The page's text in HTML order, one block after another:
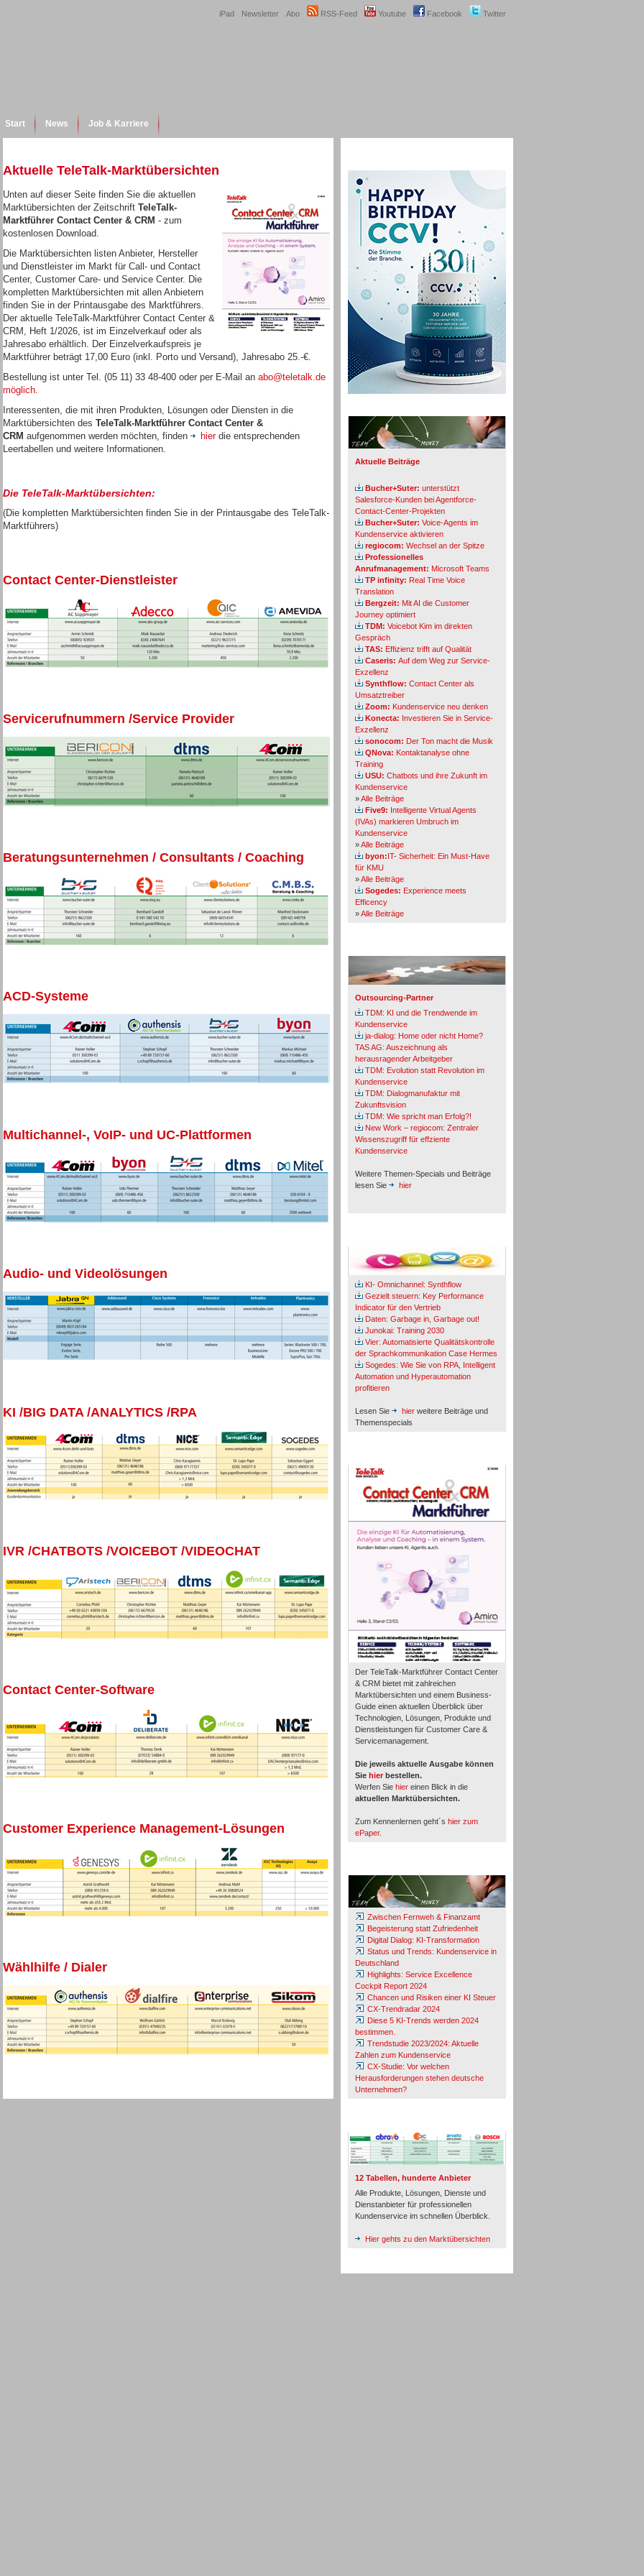
Twitter
Facebook
Youtube
RSS-Feed
Abo
Newsletter
iPad
Start News Job & Karriere
Aktuelle TeleTalk-Marktübersichten
Unten auf dieser Seite finden Sie die aktuellen
Marktübersichten der Zeitschrift TeleTalk-
Marktführer Contact Center & CRM - zum
kostenlosen Download.
Die Marktübersichten listen Anbieter, Hersteller
und Dienstleister im Markt für Call- und Contact
Center, Customer Care- und Service Center. Die
kompletten Marktübersichten mit allen Anbietern
finden Sie in der Printausgabe des Marktführers.
Der aktuelle TeleTalk-Marktführer Contact Center &
CRM, Heft 1/2026, ist im Einzelverkauf oder als
Jahresabo erhältlich. Der Einzelverkaufspreis je
Marktführer beträgt 17,00 Euro (inkl. Porto und Versand), Jahresabo 25.-€.
Bestellung ist unter Tel. (05 11) 33 48-400 oder per E-Mail an abo@teletalk.de
möglich.
Interessenten, die mit ihren Produkten, Lösungen oder Diensten in die
Marktübersichten des TeleTalk-Marktführer Contact Center &
CRM aufgenommen werden möchten, finden hierdie entsprechenden
Leertabellen und weitere Informationen.
Die TeleTalk-Marktübersichten:
(Die kompletten Marktübersichten finden Sie in der Printausgabe des TeleTalk-
Marktführers)
Contact Center-Dienstleister
Servicerufnummern /Service Provider
Beratungsunternehmen / Consultants / Coaching
ACD-Systeme
Multichannel-, VoIP- und UC-Plattformen
Audio- und Videolösungen
KI /BIG DATA /ANALYTICS /RPA
IVR /CHATBOTS /VOICEBOT /VIDEOCHAT
Contact Center-Software
Customer Experience Management-Lösungen
Wählhilfe / Dialer
Aktuelle Beiträge
Bucher+Suter: unterstützt
Salesforce-Kunden bei Agentforce-
Contact-Center-Projekten
Bucher+Suter: Voice-Agents im
Kundenservice aktivieren
regiocom: Wechsel an der Spitze
Professionelles
Anrufmanagement: Microsoft Teams
TP infinity: Real Time Voice
Translation
Bergzeit: Mit AI die Customer
Journey optimiert
TDM: Voicebot Kim im direkten
Gespräch
TAS: Effizienz trifft auf Qualität
Caseris: Auf dem Weg zur Service-
Exzellenz
Synthflow: Contact Center als
Umsatztreiber
Zoom: Kundenservice neu denken
Konecta: Investieren Sie in Service-
Exzellenz
sonocom: Der Ton macht die Musik
QNova: Kontaktanalyse ohne
Training
USU: Chatbots und ihre Zukunft im
Kundenservice
»Alle Beiträge
Five9: Intelligente Virtual Agents
(IVAs) markieren Umbruch im
Kundenservice
»Alle Beiträge
byon:IT- Sicherheit: Ein Must-Have
für KMU
»Alle Beiträge
Sogedes: Experience meets
Efficency
»Alle Beiträge
Outsourcing-Partner
TDM: KI und die Trendwende im
Kundenservice
ja-dialog: Home oder nicht Home?
TAS AG: Auszeichnung als
herausragender Arbeitgeber
TDM: Evolution statt Revolution im
Kundenservice
TDM: Dialogmanufaktur mit
Zukunftsvision
TDM: Wie spricht man Erfolg?!
New Work – regiocom: Zentraler
Wissenszugriff für effziente
Kundenservice
Weitere Themen-Specials und Beiträge
lesen Sie
hier
KI- Omnichannel: Synthflow
Gezielt steuern: Key Performance
Indicator für den Vertrieb
Daten: Garbage in, Garbage out!
Junokai: Training 2030
Vier: Automatisierte Qualitätskontrolle
der Sprachkommunikation Case Hermes
Sogedes: Wie Sie von RPA, Intelligent
Automation und Hyperautomation
profitieren
Lesen Sie hier weitere Beiträge und
Themenspecials
Der TeleTalk-Marktführer Contact Center
& CRM bietet mit zahlreichen
Marktübersichten und einem Business-
Guide einen aktuellen Überblick über
Technologien, Lösungen, Produkte und
Dienstleistungen für Customer Care &
Servicemanagement.
Die jeweils aktuelle Ausgabe können
Sie hier bestellen.
Werfen Sie hier einen Blick in die
aktuellen Marktübersichten.
Zum Kennenlernen geht´s hier zum
ePaper.
Zwischen Fernweh & Finanzamt
Begeisterung statt Zufriedenheit
Digital Dialog: KI-Transformation
Status und Trends: Kundenservice in
Deutschland
Highlights: Service Excellence
Cockpit Report 2024
Chancen und Risiken einer KI Steuer
CX-Trendradar 2024
Diese 5 KI-Trends werden 2024
bestimmen.
Trendstudie 2023/2024: Aktuelle
Zahlen zum Kundenservice
CX-Studie: Vor welchen
Herausforderungen stehen deutsche
Unternehmen?
12 Tabellen, hunderte Anbieter
Alle Produkte, Lösungen, Dienste und
Dienstanbieter für professionellen
Kundenservice im schnellen Überblick.
Hier gehts zu den Marktübersichten